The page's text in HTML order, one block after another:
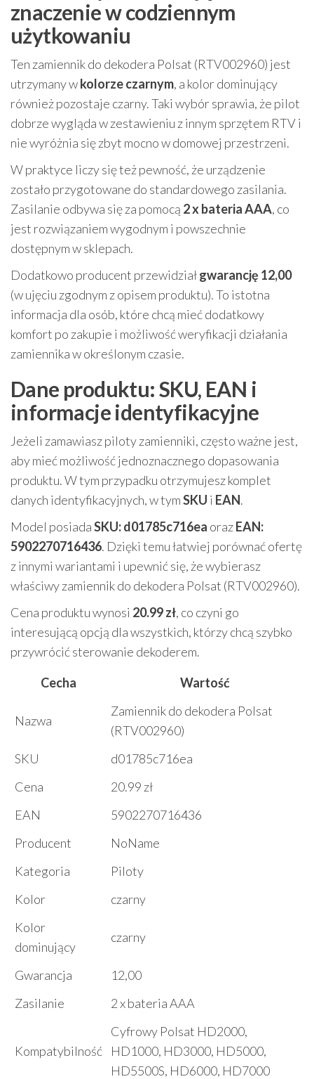
znaczenie w codziennym
użytkowaniu
Ten zamiennik do dekodera Polsat (RTV002960) jest
utrzymany wkolorze czarnym, a kolor dominujący
również pozostaje czarny. Taki wybór sprawia, że pilot
dobrze wygląda w zestawieniu z innym sprzętem RTV i
nie wyróżnia się zbyt mocno w domowej przestrzeni.
W praktyce liczy się też pewność, że urządzenie
zostało przygotowane do standardowego zasilania.
Zasilanie odbywa się za pomocą 2 x bateria AAA, co
jest rozwiązaniem wygodnym i powszechnie
dostępnym w sklepach.
Dodatkowo producent przewidziałgwarancję 12,00
(w ujęciu zgodnym z opisem produktu). To istotna
informacja dla osób, które chcą mieć dodatkowy
komfort po zakupie i możliwość weryfikacji działania
zamiennika w określonym czasie.
Dane produktu: SKU, EAN i
informacje identyfikacyjne
Jeżeli zamawiasz piloty zamienniki, często ważne jest,
aby mieć możliwość jednoznacznego dopasowania
produktu. W tym przypadku otrzymujesz komplet
danych identyfikacyjnych, w tymSKU i EAN.
Model posiadaSKU: d01785c716ea orazEAN:
5902270716436. Dzięki temu łatwiej porównać ofertę
z innymi wariantami i upewnić się, że wybierasz
właściwy zamiennik do dekodera Polsat (RTV002960).
Cena produktu wynosi 20.99 zł, co czyni go
interesującą opcją dla wszystkich, którzy chcą szybko
przywrócić sterowanie dekoderem.
Cecha
Wartość
Nazwa
Zamiennik do dekodera Polsat
(RTV002960)
SKU
d01785c716ea
Cena
20.99 zł
EAN
5902270716436
Producent
NoName
Kategoria
Piloty
Kolor
czarny
Kolor
dominujący
czarny
Gwarancja
12,00
Zasilanie
2 x bateria AAA
Kompatybilność
Cyfrowy Polsat HD2000,
HD1000, HD3000, HD5000,
HD5500S, HD6000, HD7000